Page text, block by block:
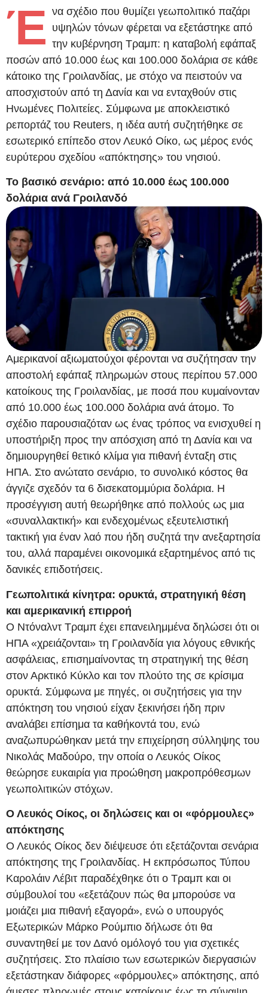
Έ να σχέδιο που θυμίζει γεωπολιτικό παζάρι
υψηλών τόνων φέρεται να εξετάστηκε από
την κυβέρνηση Τραμπ: η καταβολή εφάπαξ
ποσών από 10.000 έως και 100.000 δολάρια σε κάθε
κάτοικο της Γροιλανδίας, με στόχο να πειστούν να
αποσχιστούν από τη Δανία και να ενταχθούν στις
Ηνωμένες Πολιτείες. Σύμφωνα με αποκλειστικό
ρεπορτάζ του Reuters, η ιδέα αυτή συζητήθηκε σε
εσωτερικό επίπεδο στον Λευκό Οίκο, ως μέρος ενός
ευρύτερου σχεδίου «απόκτησης» του νησιού.
Το βασικό σενάριο: από 10.000 έως 100.000
δολάρια ανά Γροιλανδό
Αμερικανοί αξιωματούχοι φέρονται να συζήτησαν την
αποστολή εφάπαξ πληρωμών στους περίπου 57.000
κατοίκους της Γροιλανδίας, με ποσά που κυμαίνονταν
από 10.000 έως 100.000 δολάρια ανά άτομο. Το
σχέδιο παρουσιαζόταν ως ένας τρόπος να ενισχυθεί η
υποστήριξη προς την απόσχιση από τη Δανία και να
δημιουργηθεί θετικό κλίμα για πιθανή ένταξη στις
ΗΠΑ. Στο ανώτατο σενάριο, το συνολικό κόστος θα
άγγιζε σχεδόν τα 6 δισεκατομμύρια δολάρια. Η
προσέγγιση αυτή θεωρήθηκε από πολλούς ως μια
«συναλλακτική» και ενδεχομένως εξευτελιστική
τακτική για έναν λαό που ήδη συζητά την ανεξαρτησία
του, αλλά παραμένει οικονομικά εξαρτημένος από τις
δανικές επιδοτήσεις.
Γεωπολιτικά κίνητρα: ορυκτά, στρατηγική θέση
και αμερικανική επιρροή
Ο Ντόναλντ Τραμπ έχει επανειλημμένα δηλώσει ότι οι
ΗΠΑ «χρειάζονται» τη Γροιλανδία για λόγους εθνικής
ασφάλειας, επισημαίνοντας τη στρατηγική της θέση
στον Αρκτικό Κύκλο και τον πλούτο της σε κρίσιμα
ορυκτά. Σύμφωνα με πηγές, οι συζητήσεις για την
απόκτηση του νησιού είχαν ξεκινήσει ήδη πριν
αναλάβει επίσημα τα καθήκοντά του, ενώ
αναζωπυρώθηκαν μετά την επιχείρηση σύλληψης του
Νικολάς Μαδούρο, την οποία ο Λευκός Οίκος
θεώρησε ευκαιρία για προώθηση μακροπρόθεσμων
γεωπολιτικών στόχων.
Ο Λευκός Οίκος, οι δηλώσεις και οι «φόρμουλες»
απόκτησης
Ο Λευκός Οίκος δεν διέψευσε ότι εξετάζονται σενάρια
απόκτησης της Γροιλανδίας. Η εκπρόσωπος Τύπου
Καρολάιν Λέβιτ παραδέχθηκε ότι ο Τραμπ και οι
σύμβουλοί του «εξετάζουν πώς θα μπορούσε να
μοιάζει μια πιθανή εξαγορά», ενώ ο υπουργός
Εξωτερικών Μάρκο Ρούμπιο δήλωσε ότι θα
συναντηθεί με τον Δανό ομόλογό του για σχετικές
συζητήσεις. Στο πλαίσιο των εσωτερικών διεργασιών
εξετάστηκαν διάφορες «φόρμουλες» απόκτησης, από